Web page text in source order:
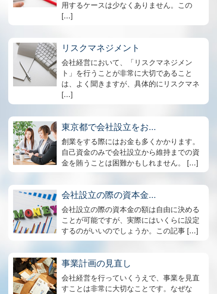
用するケースは少なくありません。この
[…]
リスクマネジメント
会社経営において、「リスクマネジメン
ト」を行うことが非常に大切であること
は、よく聞きますが、具体的にリスクマネ
[…]
東京都で会社設立をお...
創業をする際にはお金も多くかかります。
自己資金のみで会社設立から維持までの資
金を賄うことは困難かもしれません。 […]
会社設立の際の資本金...
会社設立の際の資本金の額は自由に決める
ことが可能ですが、実際にはいくらに設定
するのがいいのでしょうか。この記事 […]
事業計画の見直し
会社経営を行っていくうえで、事業を見直
すことは非常に大切なことです。なぜな